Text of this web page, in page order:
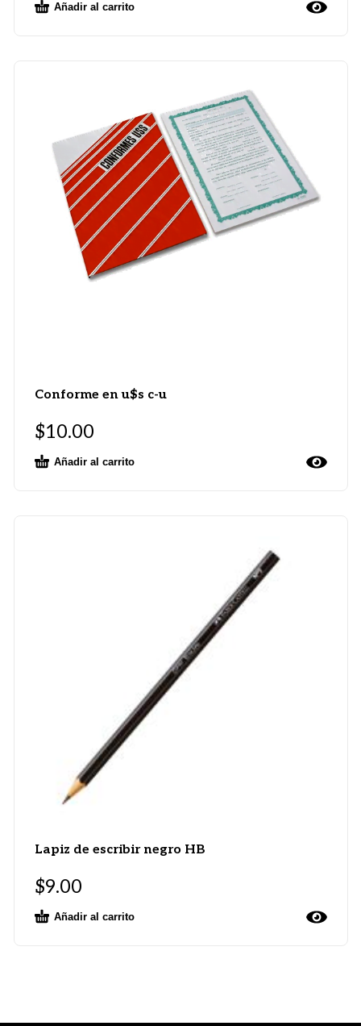
Añadir al carrito
Conforme en u$s c-u
$10.00
Añadir al carrito
Lapiz de escribir negro HB
$9.00
Añadir al carrito